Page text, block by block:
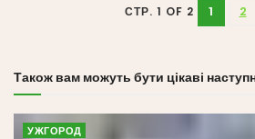
СТР. 1 OF 2 1 2
Також вам можуть бути цікаві
УЖГОРОД